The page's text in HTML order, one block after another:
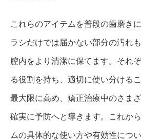
これらのアイテムを普段の歯磨き
ラシだけでは届かない部分の汚れ
腔内をより清潔に保てます。それ
る役割を持ち、適切に使い分ける
最大限に高め、矯正治療中のさま
確実に予防へと導きます。これか
ムの具体的な使い方や有効性につ